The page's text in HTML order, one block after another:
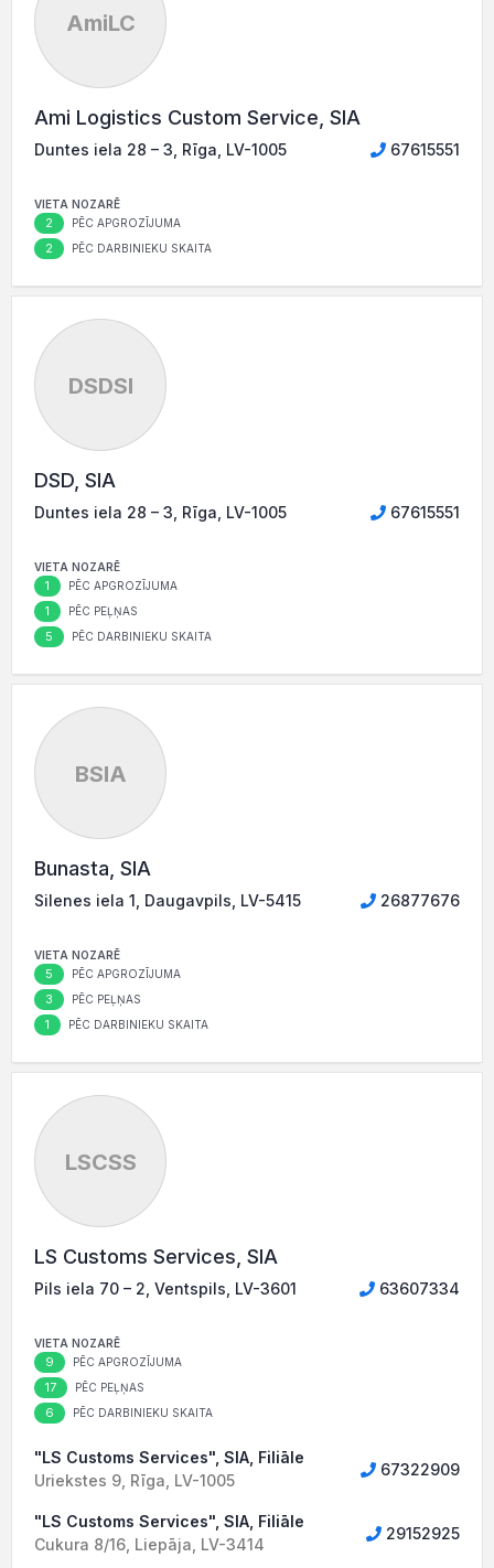
AmiLC
Ami Logistics Custom Service, SIA
Duntes iela 28 – 3, Rīga, LV-1005 67615551
VIETA NOZARĒ
2 PĒC APGROZĪJUMA
2 PĒC DARBINIEKU SKAITA
DSDSI
DSD, SIA
Duntes iela 28 – 3, Rīga, LV-1005 67615551
VIETA NOZARĒ
1 PĒC APGROZĪJUMA
1 PĒC PEĻŅAS
5 PĒC DARBINIEKU SKAITA
BSIA
Bunasta, SIA
Silenes iela 1, Daugavpils, LV-5415 26877676
VIETA NOZARĒ
5 PĒC APGROZĪJUMA
3 PĒC PEĻŅAS
1 PĒC DARBINIEKU SKAITA
LSCSS
LS Customs Services, SIA
Pils iela 70 – 2, Ventspils, LV-3601 63607334
VIETA NOZARĒ
9 PĒC APGROZĪJUMA
17 PĒC PEĻŅAS
6 PĒC DARBINIEKU SKAITA
"LS Customs Services", SIA, Filiāle
Uriekstes 9, Rīga, LV-1005
67322909
"LS Customs Services", SIA, Filiāle
Cukura 8/16, Liepāja, LV-3414
29152925